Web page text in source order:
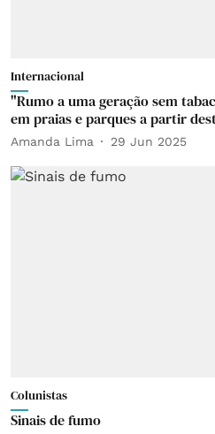
Internacional
"Rumo a uma geração sem
em praias e parques a partir
Amanda Lima 29 Jun 2025
Colunistas
Sinais de fumo